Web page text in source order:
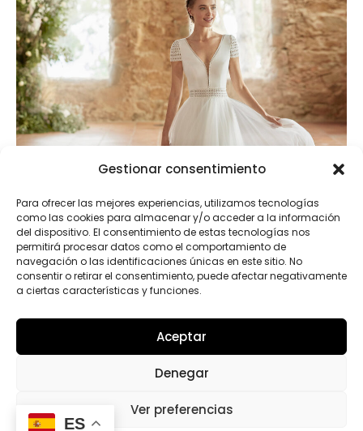
Gestionar consentimiento
Para ofrecer las mejores experiencias, utilizamos tecnologías
como las cookies para almacenar y/o acceder a la información
del dispositivo. El consentimiento de estas tecnologías nos
permitirá procesar datos como el comportamiento de
navegación o las identificaciones únicas en este sitio. No
consentir o retirar el consentimiento, puede afectar negativamente
a ciertas características y funciones.
Aceptar
Denegar
Ver preferencias
ES